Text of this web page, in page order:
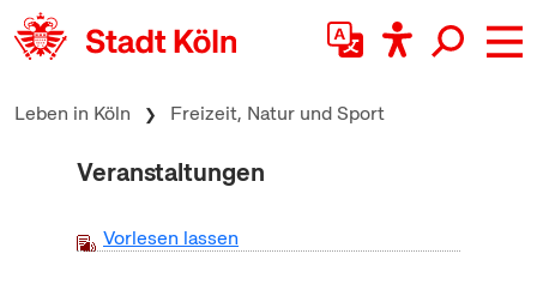
zum Inhalt springen
Leben in Köln Freizeit, Natur und Sport
Veranstaltungen
Vorlesen lassen